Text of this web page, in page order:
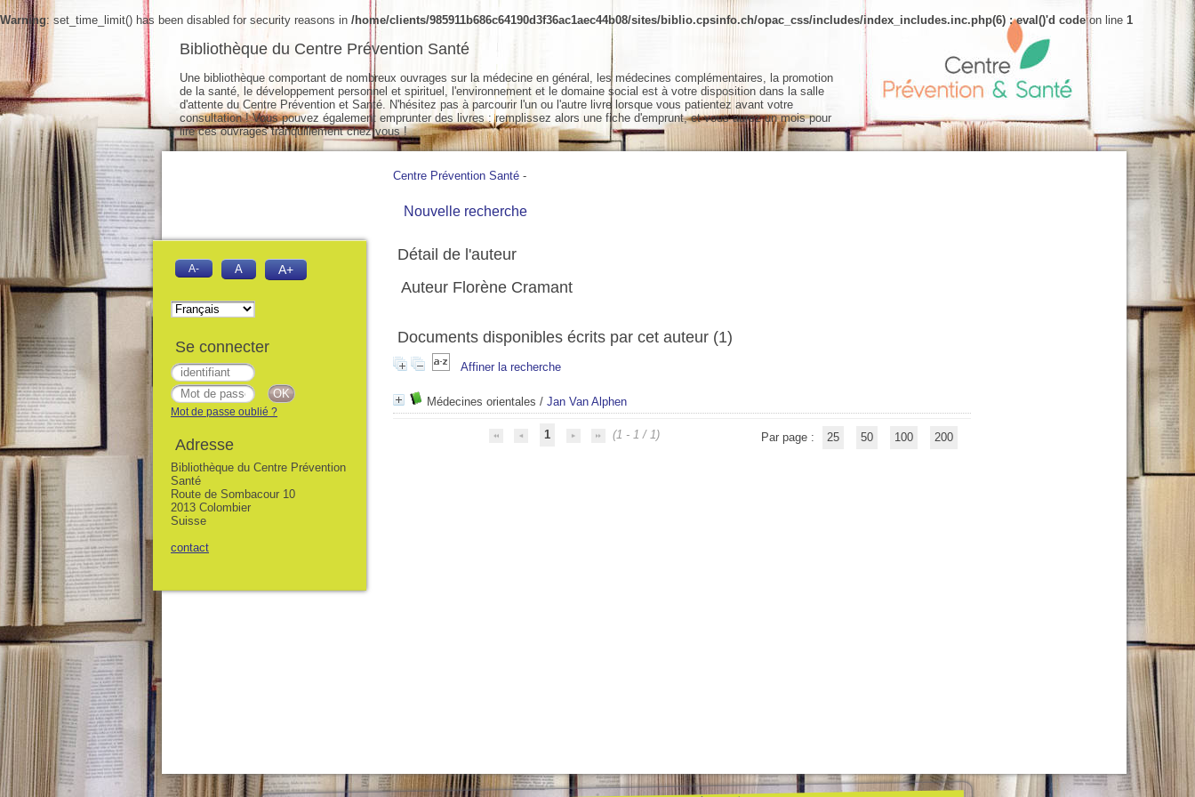
Warning: set_time_limit() has been disabled for security reasons in /home/clients/985911b686c64190d3f36ac1aec44b08/sites/biblio.cpsinfo.ch/opac_css/includes/index_includes.inc.php(6) : eval()'d codeon line 1
Centre Prévention Santé -
Nouvelle recherche
Détail de l'auteur
Auteur Florène Cramant
Documents disponibles écrits par cet auteur (1)
Affiner la recherche
Médecines orientales / Jan Van Alphen
1 (1 - 1 / 1) Par page : 25 50 100 200
Bibliothèque du Centre Prévention Santé
Une bibliothèque comportant de nombreux ouvrages sur la médecine en général, les médecines complémentaires, la promotion
de la santé, le développement personnel et spirituel, l'environnement et le domaine social est à votre disposition dans la salle
d'attente du Centre Prévention et Santé. N'hésitez pas à parcourir l'un ou l'autre livre lorsque vous patientez avant votre
consultation ! Vous pouvez également emprunter des livres : remplissez alors une fiche d'emprunt, et vous aurez un mois pour
lire ces ouvrages tranquillement chez vous !
A- A A+
Se connecter
Mot de passe oublié ?
Adresse
Bibliothèque du Centre Prévention
Santé
Route de Sombacour 10
2013 Colombier
Suisse
contact